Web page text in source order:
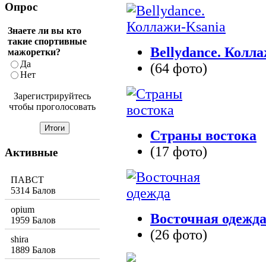
Bellydance.
(64 фото)
Страны востока
(17 фото)
Восточная одежда
(26 фото)
Опрос
Знаете ли вы кто
такие спортивные
мажоретки?
Да
Нет
Зарегистрируйтесь
чтобы проголосовать
Активные
ПАВСТ
5314 Балов
opium
1959 Балов
shira
1889 Балов